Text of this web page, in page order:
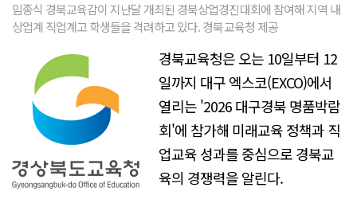
임종식 경북교육감이 지난달 개최된 경북상업경진대회에 참여해 지역 내
상업계 직업계고 학생들을 격려하고 있다. 경북교육청 제공
경북교육청은 오는 10일부터 12
일까지 대구 엑스코(EXCO)에서
열리는 '2026 대구경북 명품박람
회'에 참가해 미래교육 정책과 직
업교육 성과를 중심으로 경북교
육의 경쟁력을 알린다.